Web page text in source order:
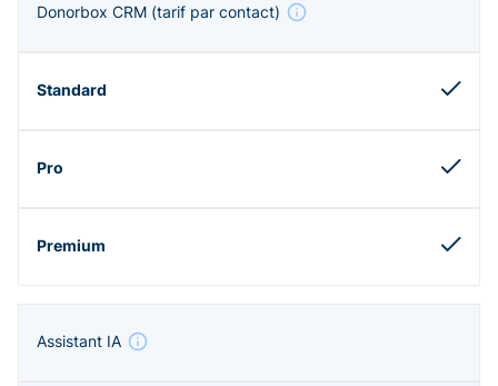
Donorbox CRM (tarif par contact)
Assistant IA